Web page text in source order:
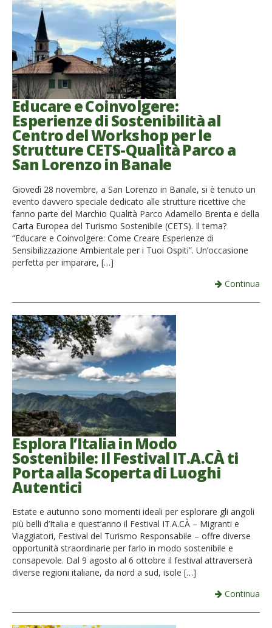
Educare e Coinvolgere:
Esperienze di Sostenibilità al
Centro del Workshop per le
Strutture CETS-Qualità Parco a
San Lorenzo in Banale
Giovedì 28 novembre, a San Lorenzo in Banale, si è tenuto un
evento davvero speciale dedicato alle strutture ricettive che
fanno parte del Marchio Qualità Parco Adamello Brenta e della
Carta Europea del Turismo Sostenibile (CETS). Il tema?
“Educare e Coinvolgere: Come Creare Esperienze di
Sensibilizzazione Ambientale per i Tuoi Ospiti”. Un’occasione
perfetta per imparare, […]
Continua
Esplora l’Italia in Modo
Sostenibile: Il Festival IT.A.CÀ ti
Porta alla Scoperta di Luoghi
Autentici
Estate e autunno sono momenti ideali per esplorare gli angoli
più belli d’Italia e quest’anno il Festival IT.A.CÀ – Migranti e
Viaggiatori, Festival del Turismo Responsabile – offre diverse
opportunità straordinarie per farlo in modo sostenibile e
consapevole. Dal 9 agosto al 6 ottobre il festival attraverserà
diverse regioni italiane, da nord a sud, isole […]
Continua